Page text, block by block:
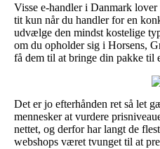
Visse e-handler i Danmark
tit kun når du handler for en
udvælge den mindst kostelige
om du opholder sig i Horsens,
få dem til at bringe din pakke til
Det er jo efterhånden ret så let
mennesker at vurdere
nettet, og derfor har langt de
webshops været tvunget til at